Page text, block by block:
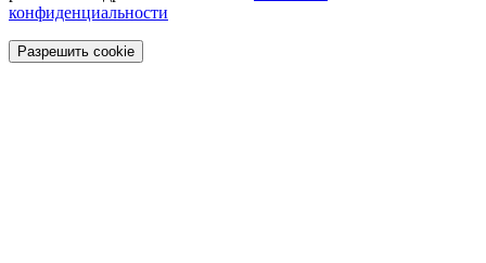
конфиденциальности
Разрешить cookie